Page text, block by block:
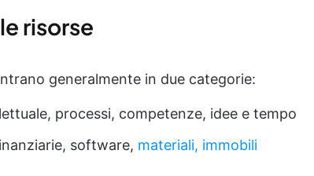
risorse
generalmente in due categorie:
processi, competenze, idee e tempo
software, materiali, immobili